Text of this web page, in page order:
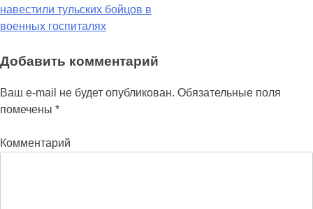
записям
навестили тульских бойцов в
военных госпиталях
Добавить комментарий
Ваш e-mail не будет опубликован. Обязательные поля
помечены *
Комментарий